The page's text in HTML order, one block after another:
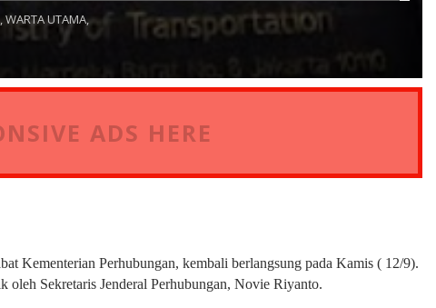
WARTA UTAMA,
ADS HERE
Kementerian Perhubungan, kembali berlangsung pada Kamis ( 12/9).
oleh Sekretaris Jenderal Perhubungan, Novie Riyanto.